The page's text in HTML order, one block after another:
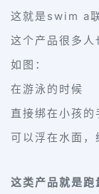
这就是swim a
这个产品很多人
如图：
在游泳的时候
直接绑在小孩的
可以浮在水面，
这类产品就是跑